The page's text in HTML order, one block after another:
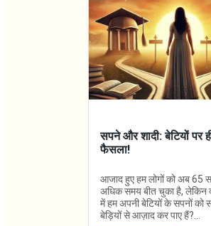
सपने और शादी: बेटियों पर
फैसला!
आजाद हुए हम लोगों को अब 65
अधिक समय बीत चुका है, लेकिन
में हम अपनी बेटियों के सपनों को
बेड़ियों से आज़ाद कर पाए हैं?...